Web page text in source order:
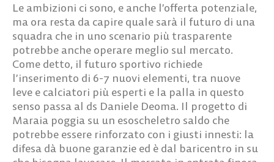
Le ambizioni ci sono, e anche l’offerta potenziale,
ma ora resta da capire quale sarà il futuro di una
squadra che in uno scenario più trasparente
potrebbe anche operare meglio sul mercato.
Come detto, il futuro sportivo richiede
l’inserimento di 6-7 nuovi elementi, tra nuove
leve e calciatori più esperti e la palla in questo
senso passa al ds Daniele Deoma. Il progetto di
Maraia poggia su un esoscheletro saldo che
potrebbe essere rinforzato con i giusti innesti: la
difesa dà buone garanzie ed è dal baricentro in su